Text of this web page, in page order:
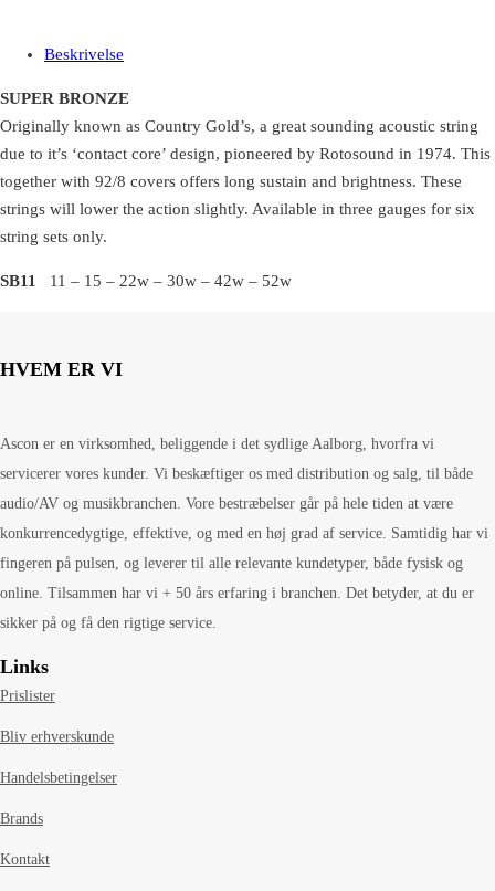
Beskrivelse
SUPER BRONZE
Originally known as Country Gold’s, a great sounding acoustic string
due to it’s ‘contact core’ design, pioneered by Rotosound in 1974. This
together with 92/8 covers offers long sustain and brightness. These
strings will lower the action slightly. Available in three gauges for six
string sets only.
SB11 11 – 15 – 22w – 30w – 42w – 52w
HVEM ER VI
Ascon er en virksomhed, beliggende i det sydlige Aalborg, hvorfra vi
servicerer vores kunder. Vi beskæftiger os med distribution og salg, til både
audio/AV og musikbranchen. Vore bestræbelser går på hele tiden at være
konkurrencedygtige, effektive, og med en høj grad af service. Samtidig har vi
fingeren på pulsen, og leverer til alle relevante kundetyper, både fysisk og
online. Tilsammen har vi + 50 års erfaring i branchen. Det betyder, at du er
sikker på og få den rigtige service.
Links
Prislister
Bliv erhverskunde
Handelsbetingelser
Brands
Kontakt